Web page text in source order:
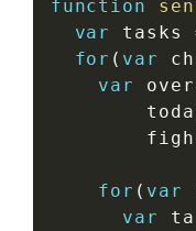
function
var
tasks
for ( var
var
for ( var
var